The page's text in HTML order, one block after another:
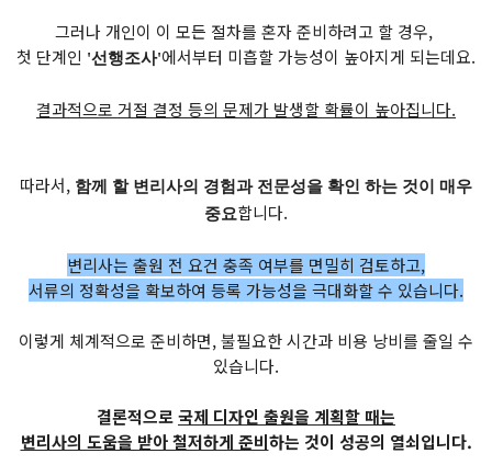
그러나 개인이 이 모든 절차를 혼자 준비하려고 할 경우,
첫 단계인 '선행조사'에서부터 미흡할 가능성이 높아지게 되는데요.
결과적으로 거절 결정 등의 문제가 발생할 확률이 높아집니다.
따라서, 함께 할 변리사의 경험과 전문성을 확인 하는 것이 매우
중요합니다.
변리사는 출원 전 요건 충족 여부를 면밀히 검토하고,
서류의 정확성을 확보하여 등록 가능성을 극대화할 수 있습니다.
이렇게 체계적으로 준비하면, 불필요한 시간과 비용 낭비를 줄일 수
있습니다.
결론적으로국제 디자인 출원을 계획할 때는
변리사의 도움을 받아 철저하게 준비하는 것이 성공의 열쇠입니다.